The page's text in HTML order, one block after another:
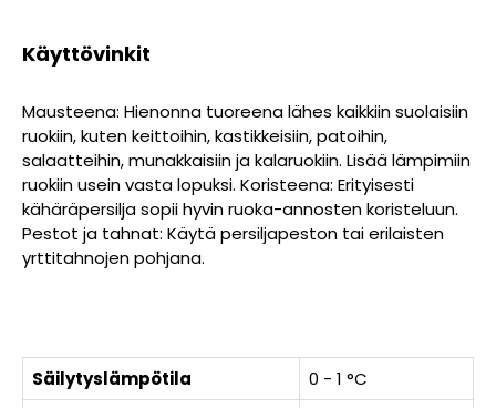
Käyttövinkit
Mausteena: Hienonna tuoreena lähes kaikkiin suolaisiin
ruokiin, kuten keittoihin, kastikkeisiin, patoihin,
salaatteihin, munakkaisiin ja kalaruokiin. Lisää lämpimiin
ruokiin usein vasta lopuksi. Koristeena: Erityisesti
kähäräpersilja sopii hyvin ruoka-annosten koristeluun.
Pestot ja tahnat: Käytä persiljapeston tai erilaisten
yrttitahnojen pohjana.
Säilytyslämpötila
0 - 1 °C